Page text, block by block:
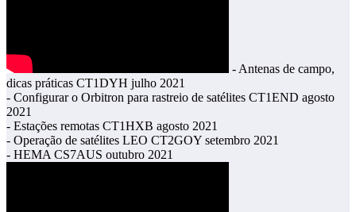
- Antenas de campo,
dicas práticas CT1DYH julho 2021
- Configurar o Orbitron para rastreio de satélites CT1END agosto
2021
- Estações remotas CT1HXB agosto 2021
- Operação de satélites LEO CT2GOY setembro 2021
- HEMA CS7AUS outubro 2021